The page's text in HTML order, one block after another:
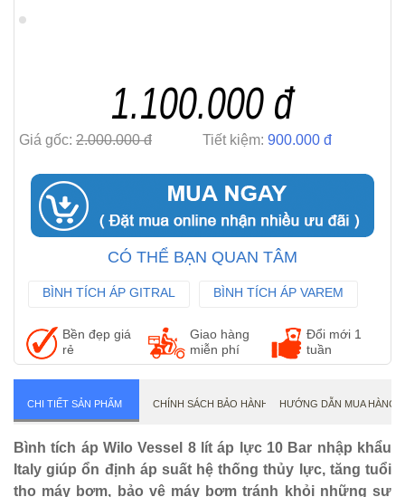
1.100.000 đ
Giá gốc: 2.000.000 đ Tiết kiệm: 900.000 đ
CÓ THỂ BẠN QUAN TÂM
BÌNH TÍCH ÁP GITRAL
BÌNH TÍCH ÁP VAREM
Bền đẹp giá
rẻ
Giao hàng
miễn phí
Đổi mới 1
tuần
CHI TIẾT SẢN PHẨM CHÍNH SÁCH BẢO HÀNH HƯỚNG DẪN MUA HÀNG
Bình tích áp Wilo Vessel 8 lít áp lực 10 Bar nhập khẩu
Italy giúp ổn định áp suất hệ thống thủy lực, tăng tuổi
thọ máy bơm, bảo vệ máy bơm tránh khỏi những sự